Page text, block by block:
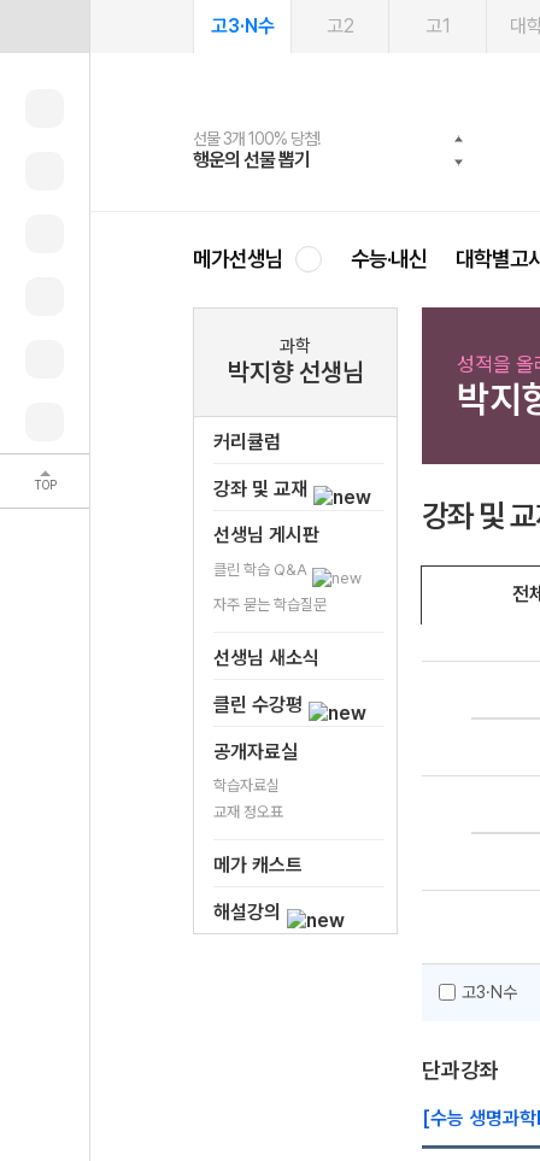
TOP
고3·N수 고2 고1 대
선물 3개 100% 당첨!
행운의 선물 뽑기
선물 100% 증정!
메가스터디 X 올리브
여름방학 스터디 캐시백
메가런 썸머스쿨
2027 러셀 단과
강사 공개선발
스마트러닝앱
설문 EVENT
메가패스
3일 무료 체험권
메가패스 수강생 무료혜택!
메가클럽 멤버십
사회공헌 캠페인
희망이룸 메가나눔
메가선생님 수능·내신 대학별고
과학
박지향 선생님
커리큘럼
강좌 및 교재
선생님 게시판
클린 학습 Q&A
자주 묻는 학습질문
선생님 새소식
클린 수강평
공개자료실
학습자료실
교재 정오표
메가 캐스트
해설강의
성적을
박지
강좌 및
전
고3·N수
단과강좌
[수능 생명과